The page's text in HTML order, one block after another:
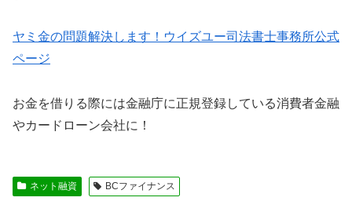
ヤミ金の問題解決します！ウイズユー司法書士事務所公式
ページ
お金を借りる際には金融庁に正規登録している消費者金融
やカードローン会社に！
ネット融資 BCファイナンス